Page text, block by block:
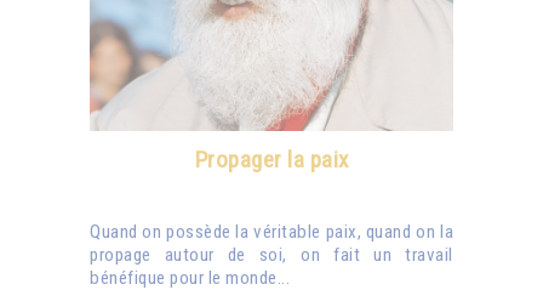
Propager la paix
Quand on possède la véritable paix, quand on la
propage autour de soi, on fait un travail
bénéfique pour le monde...